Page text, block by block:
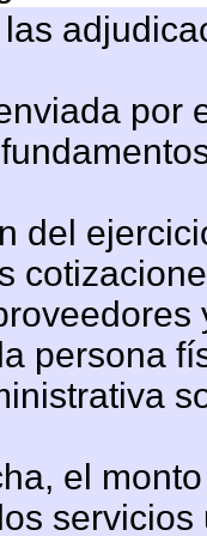
por
del
persona
el
servicios